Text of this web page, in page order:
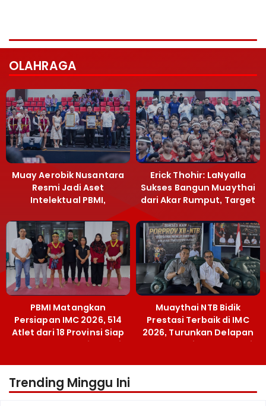
OLAHRAGA
Muay Aerobik Nusantara
Resmi Jadi Aset
Intelektual PBMI,
Terobosan Bangun
Grassroots
Erick Thohir: LaNyalla
Sukses Bangun Muaythai
dari Akar Rumput, Target
PBMI Matangkan
Persiapan IMC 2026, 514
Atlet dari 18 Provinsi Siap
Berlaga Besok di Bekasi
Muaythai NTB Bidik
Prestasi Terbaik di IMC
2026, Turunkan Delapan
Atlet ke Kejurnas Bekasi
Trending Minggu Ini